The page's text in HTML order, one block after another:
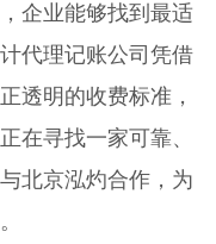
企业能够找到最适
代理记账公司凭借
透明的收费标准，
在寻找一家可靠、
北京泓灼合作，为